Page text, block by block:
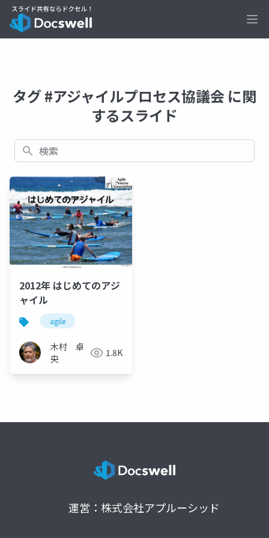
タグ #アジャイルプロセス協議会 に関
するスライド
検索
2012年 はじめてのアジ
ャイル
agile
木村 卓
央
1.8K
運営：株式会社アプルーシッド